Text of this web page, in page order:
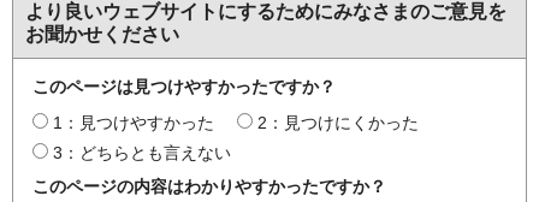
より良いウェブサイトにするためにみなさまのご意見を
お聞かせください
このページは見つけやすかったですか？
1：見つけやすかった
2：見つけにくかった
3：どちらとも言えない
このページの内容はわかりやすかったですか？